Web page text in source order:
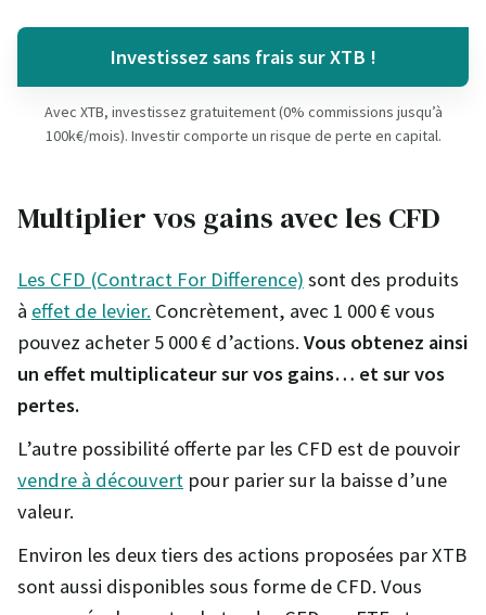
Investissez sans frais sur XTB !
Avec XTB, investissez gratuitement (0% commissions jusqu’à
100k€/mois). Investir comporte un risque de perte en capital.
Multiplier vos gains avec les CFD
Les CFD (Contract For Difference) sont des produits
à effet de levier. Concrètement, avec 1 000 € vous
pouvez acheter 5 000 € d’actions. Vous obtenez ainsi
un effet multiplicateur sur vos gains… et sur vos
pertes.
L’autre possibilité offerte par les CFD est de pouvoir
vendre à découvert pour parier sur la baisse d’une
valeur.
Environ les deux tiers des actions proposées par XTB
sont aussi disponibles sous forme de CFD. Vous